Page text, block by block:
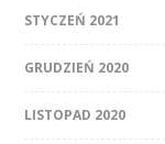
STYCZEŃ 2021
GRUDZIEŃ 2020
LISTOPAD 2020